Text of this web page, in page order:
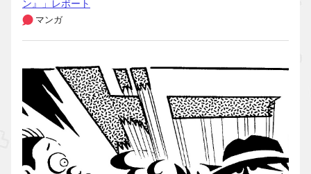
ン』」レポート
マンガ